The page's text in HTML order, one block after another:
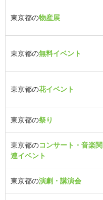
東京都の物産展
東京都の無料イベント
東京都の花イベント
東京都の祭り
東京都のコンサート・音楽関
連イベント
東京都の演劇・講演会